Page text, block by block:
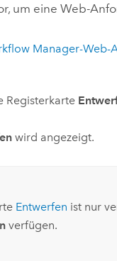
um eine Web-
Manager-Web-
Registerkarte
wird angezeigt.
Entwerfen ist nur
verfügen.